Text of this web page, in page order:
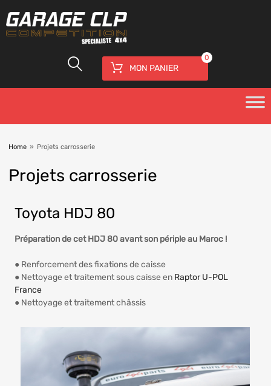
MON PANIER
0
Home » Projets carrosserie
Projets carrosserie
Toyota HDJ 80
Préparation de cet HDJ 80 avant son périple au Maroc !
● Renforcement des fixations de caisse
● Nettoyage et traitement sous caisse en Raptor U-POL
France
● Nettoyage et traitement châssis